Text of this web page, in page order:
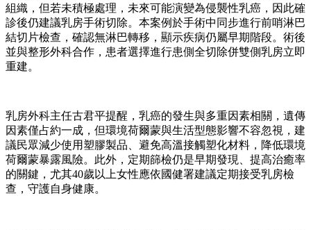
組織，但若未積極處理，未來可能演變為侵襲性乳癌，因此確
診後仍建議乳房手術切除。本案例於手術中同步進行前哨淋巴
結切片檢查，確認無淋巴轉移，顯示疾病仍屬早期階段。術後
並與整形外科合作，患者選擇進行患側全切除併雙側乳房立即
重建。
乳房外科主任古君平提醒，乳癌的發生與多重因素相關，遺傳
因素僅占約一成，但環境荷爾蒙與生活型態影響不容忽視，建
議民眾減少使用塑膠製品、避免高溫接觸塑化材料，降低環境
荷爾蒙暴露風險。此外，定期篩檢仍是早期發現、提高治癒率
的關鍵，尤其40歲以上女性應依國健署建議定期接受乳房檢
查，守護自身健康。